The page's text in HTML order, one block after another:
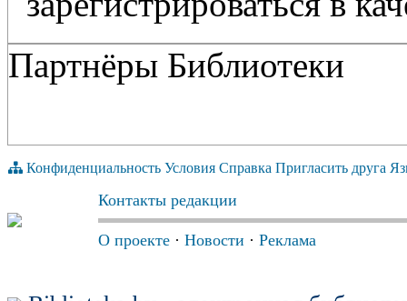
Партнёры Библиотеки
Конфиденциальность Условия Справка Пригласить друга
Контакты редакции
О проекте · Новости · Реклама